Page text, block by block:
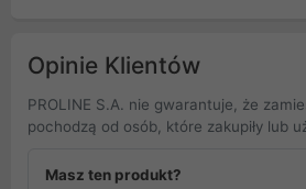
Opinie Klientów
PROLINE S.A. nie gwarantuje, że
pochodzą od osób, które zakupiły lub
Masz ten produkt?